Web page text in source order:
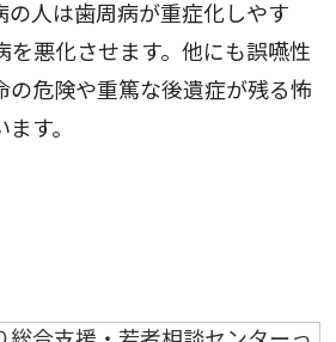
の人は歯周病が重症化しやす
を悪化させます。他にも誤嚥性
の危険や重篤な後遺症が残る怖
す。